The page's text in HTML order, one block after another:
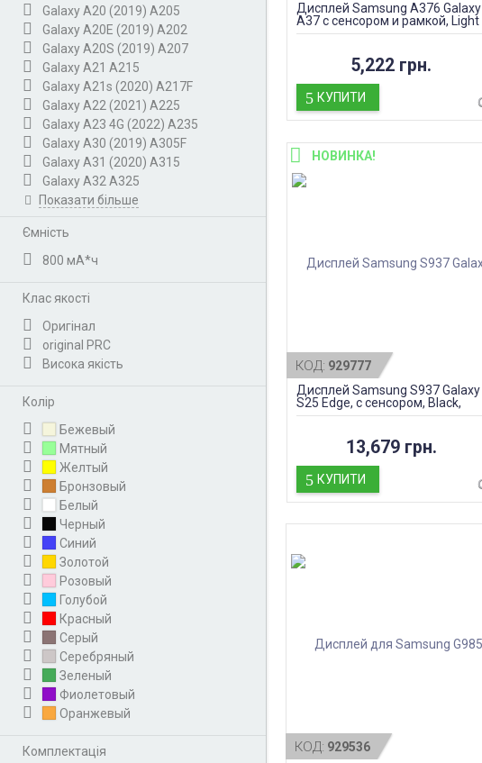
Galaxy A20 (2019) A205
Galaxy A20E (2019) A202
Galaxy A20S (2019) A207
Galaxy A21 A215
Galaxy A21s (2020) A217F
Galaxy A22 (2021) A225
Galaxy A23 4G (2022) A235
Galaxy A30 (2019) A305F
Galaxy A31 (2020) A315
Galaxy A32 A325
Показати більше
Ємність
800 мА*ч
Клас якості
Оригінал
original PRC
Висока якість
Колір
Бежевый
Мятный
Желтый
Бронзовый
Белый
Черный
Синий
Золотой
Розовый
Голубой
Красный
Серый
Серебряный
Зеленый
Фиолетовый
Оранжевый
Комплектація
Дисплей Samsung A376 Galaxy
A37 с сенсором и рамкой, Light
Violet, оригинал
5,222 грн.
КУПИТИ
КОД: 929777
НОВИНКА!
Дисплей Samsung S937 Galaxy
S25 Edge, с сенсором, Black,
оригинал
13,679 грн.
КУПИТИ
КОД: 929536